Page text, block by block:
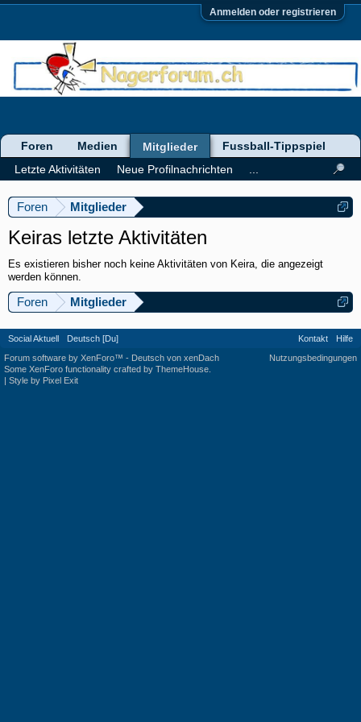
Anmelden oder registrieren
Foren Mitglieder
Keiras letzte Aktivitäten
Es existieren bisher noch keine Aktivitäten von Keira, die angezeigt
werden können.
Foren Mitglieder
Foren Medien
Mitglieder
Letzte Aktivitäten
Neue Profilnachrichten
Fussball-Tippspiel
Social Aktuell Deutsch [Du] Kontakt
Hilfe
Nutzungsbedingungen
Forum software by XenForo™ - Deutsch von xenDach
Some XenForo functionality crafted by ThemeHouse
| Style by Pixel Exit